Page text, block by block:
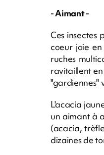
- Aimant -
Ces insectes
coeur joie
ruches
ravitaillent
"gardiennes"
L'acacia
un aimant à
(acacia,
dizaines de